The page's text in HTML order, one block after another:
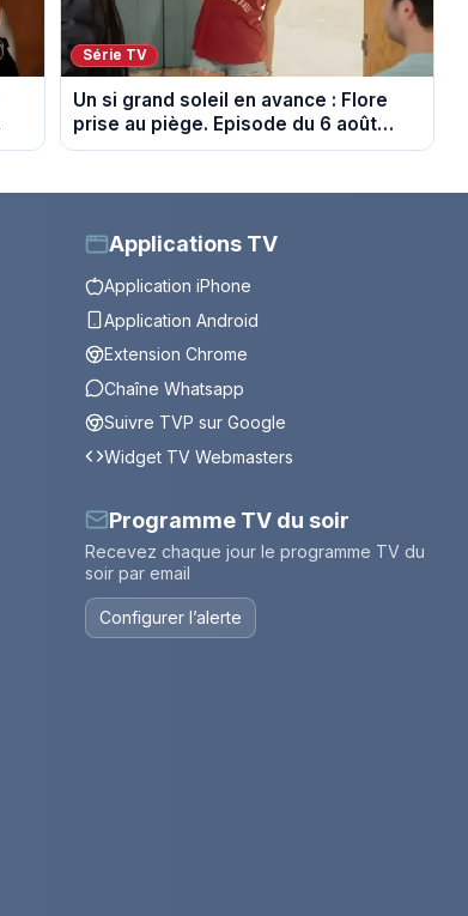
Série TV
Un si grand soleil en avance : Flore
prise au piège. Episode du 6 août
2026 (spoiler).
Applications TV
Application iPhone
Application Android
Extension Chrome
Chaîne Whatsapp
Suivre TVP sur Google
Widget TV Webmasters
Programme TV du soir
Recevez chaque jour le programme TV du
soir par email
Configurer l’alerte